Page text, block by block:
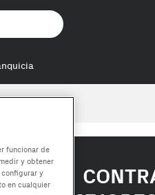
funcionar de
y obtener
y
en cualquier